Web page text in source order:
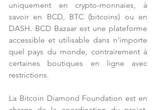
uniquement en crypto-monnaies, à
savoir en BCD, BTC (bitcoins) ou en
DASH. BCD Bazaar est une plateforme
accessible et utilisable dans n'importe
quel pays du monde, contrairement à
certaines boutiques en ligne avec
restrictions.
La Bitcoin Diamond Foundation est en